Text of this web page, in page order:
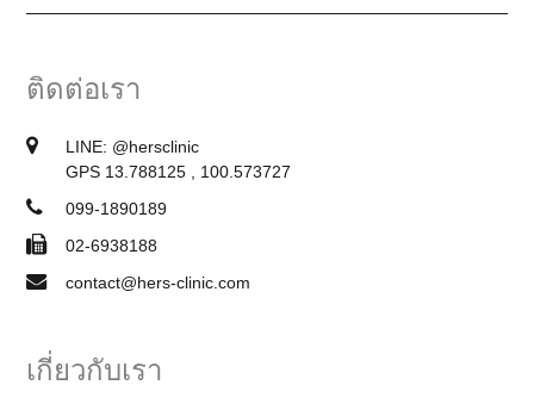
ติดต่อเรา
LINE: @hersclinic
GPS 13.788125 , 100.573727
099-1890189
02-6938188
contact@hers-clinic.com
เกี่ยวกับเรา